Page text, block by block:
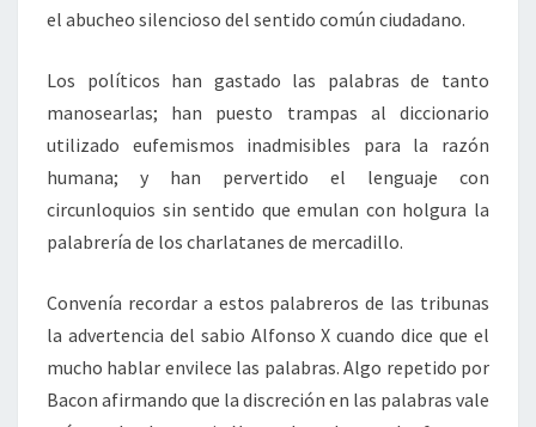
el abucheo silencioso del sentido común ciudadano.
Los políticos han gastado las palabras de tanto
manosearlas; han puesto trampas al diccionario
utilizado eufemismos inadmisibles para la razón
humana; y han pervertido el lenguaje con
circunloquios sin sentido que emulan con holgura la
palabrería de los charlatanes de mercadillo.
Convenía recordar a estos palabreros de las tribunas
la advertencia del sabio Alfonso X cuando dice que el
mucho hablar envilece las palabras. Algo repetido por
Bacon afirmando que la discreción en las palabras vale